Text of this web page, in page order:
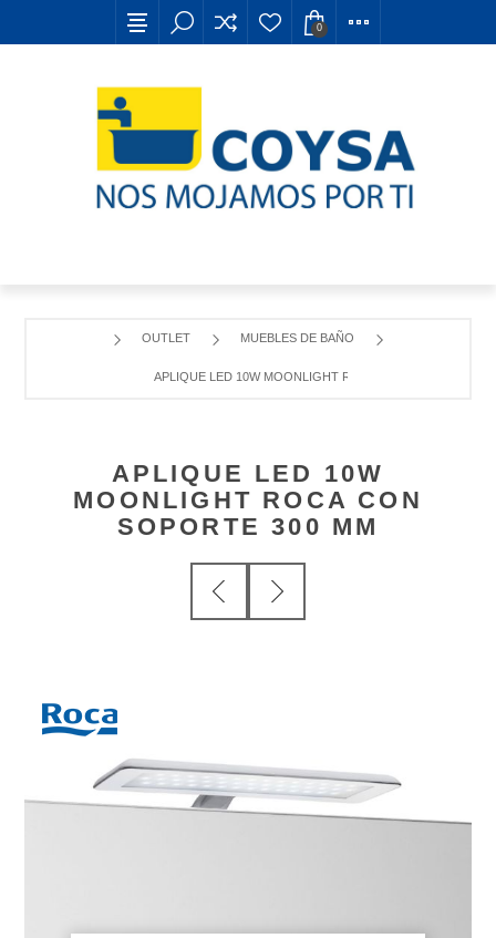
0
OUTLET MUEBLES DE BAÑO
APLIQUE LED 10W MOONLIGHT ROCA CON SOPORTE 300
APLIQUE LED 10W
MOONLIGHT ROCA CON
SOPORTE 300 MM